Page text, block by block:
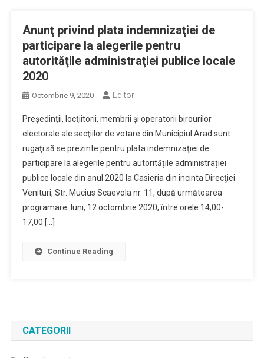
Anunţ privind plata indemnizaţiei de
participare la alegerile pentru
autorităţile administraţiei publice locale
2020
Octombrie 9, 2020 Editor
Preşedinţii, locţiitorii, membrii și operatorii birourilor
electorale ale secţiilor de votare din Municipiul Arad sunt
rugaţi să se prezinte pentru plata indemnizaţiei de
participare la alegerile pentru autoritățile administrației
publice locale din anul 2020 la Casieria din incinta Direcţiei
Venituri, Str. Mucius Scaevola nr. 11, după următoarea
programare: luni, 12 octombrie 2020, între orele 14,00-
17,00 […]
Continue Reading
CATEGORII